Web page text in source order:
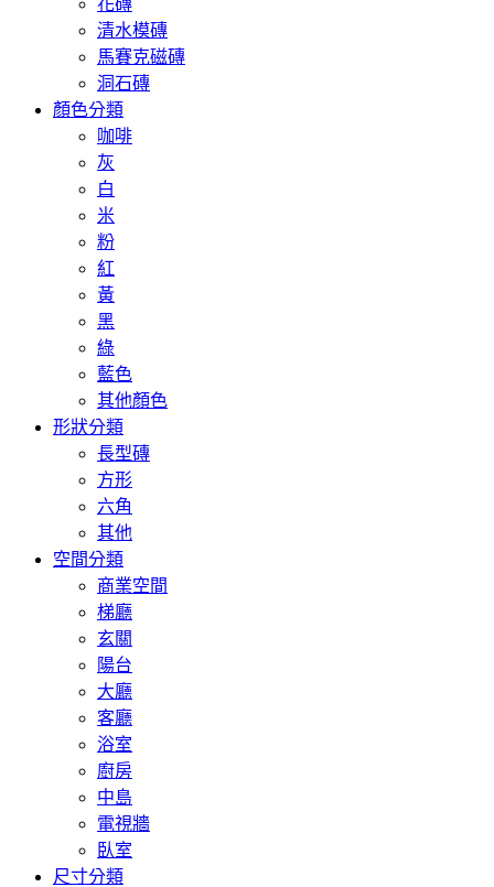
花磚
清水模磚
馬賽克磁磚
洞石磚
顏色分類
咖啡
灰
白
米
粉
紅
黃
黑
綠
藍色
其他顏色
形狀分類
長型磚
方形
六角
其他
空間分類
商業空間
梯廳
玄關
陽台
大廳
客廳
浴室
廚房
中島
電視牆
臥室
尺寸分類